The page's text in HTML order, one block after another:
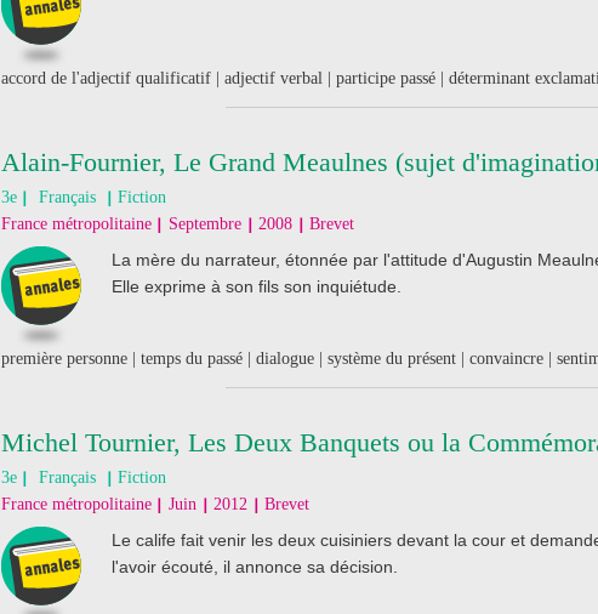
accord de l'adjectif qualificatif | adjectif verbal | participe passé | déterminant
Alain-Fournier, Le Grand Meaulnes (sujet
3e Français
Fiction
France métropolitaine Septembre 2008 Brevet
La mère du narrateur, étonnée par l'attitude d'Augustin
Elle exprime à son fils son inquiétude.
première personne | temps du passé | dialogue | système du présent | convaincre |
Michel Tournier, Les Deux Banquets ou la
3e Français
Fiction
France métropolitaine Juin 2012 Brevet
Le calife fait venir les deux cuisiniers devant la cour et
l'avoir écouté, il annonce sa décision.